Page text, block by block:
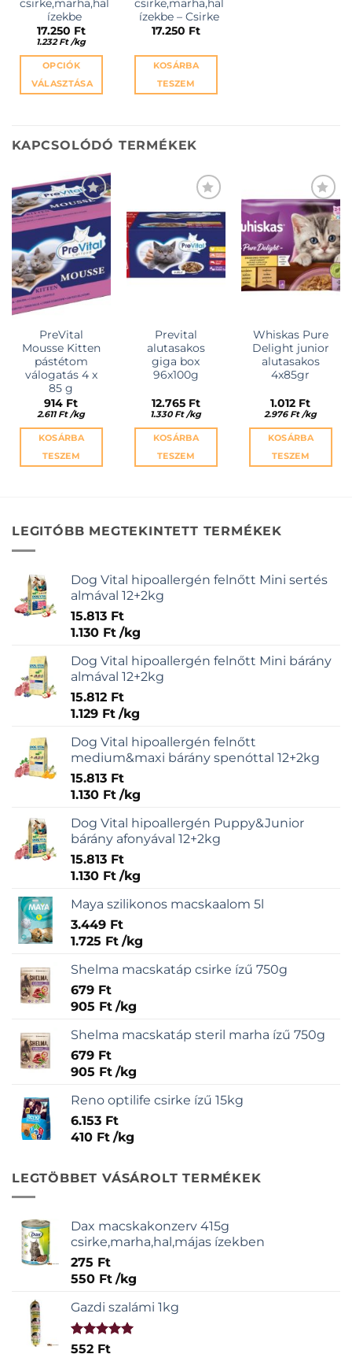
csirke,marha,hal
ízekbe
17.250 Ft
1.232Ft /kg
OPCIÓK
VÁLASZTÁSA
több
van.
A
változatok
termékoldalon
választhatók
ki
csirke,marha,hal
ízekbe – Csirke
17.250 Ft
KOSÁRBA
TESZEM
KAPCSOLÓDÓ TERMÉKEK
KEDVENCEKHEZ
PreVital
Mousse Kitten
pástétom
válogatás 4 x
85 g
914 Ft
2.611Ft /kg
KOSÁRBA
TESZEM
KEDVENCEKHEZ
Prevital
alutasakos
giga box
96x100g
12.765 Ft
1.330Ft /kg
KOSÁRBA
TESZEM
KEDVENCEKHEZ
Whiskas Pure
Delight junior
alutasakos
4x85gr
1.012 Ft
2.976 Ft /kg
KOSÁRBA
TESZEM
LEGITÓBB MEGTEKINTETT TERMÉKEK
Dog Vital hipoallergén felnőtt Mini sertés
almával 12+2kg
15.813 Ft
1.130 Ft /kg
Dog Vital hipoallergén felnőtt Mini bárány
almával 12+2kg
15.812 Ft
1.129 Ft /kg
Dog Vital hipoallergén felnőtt
medium&maxi bárány spenóttal 12+2kg
15.813 Ft
1.130 Ft /kg
Dog Vital hipoallergén Puppy&Junior
bárány afonyával 12+2kg
15.813 Ft
1.130 Ft /kg
Maya szilikonos macskaalom 5l
3.449 Ft
1.725 Ft /kg
Shelma macskatáp csirke ízű 750g
679 Ft
905 Ft /kg
Shelma macskatáp steril marha ízű 750g
679 Ft
905 Ft /kg
Reno optilife csirke ízű 15kg
6.153 Ft
410 Ft /kg
LEGTÖBBET VÁSÁROLT TERMÉKEK
Dax macskakonzerv 415g
csirke,marha,hal,májas ízekben
275 Ft
550 Ft /kg
Gazdi szalámi 1kg
Értékelés:
552 Ft